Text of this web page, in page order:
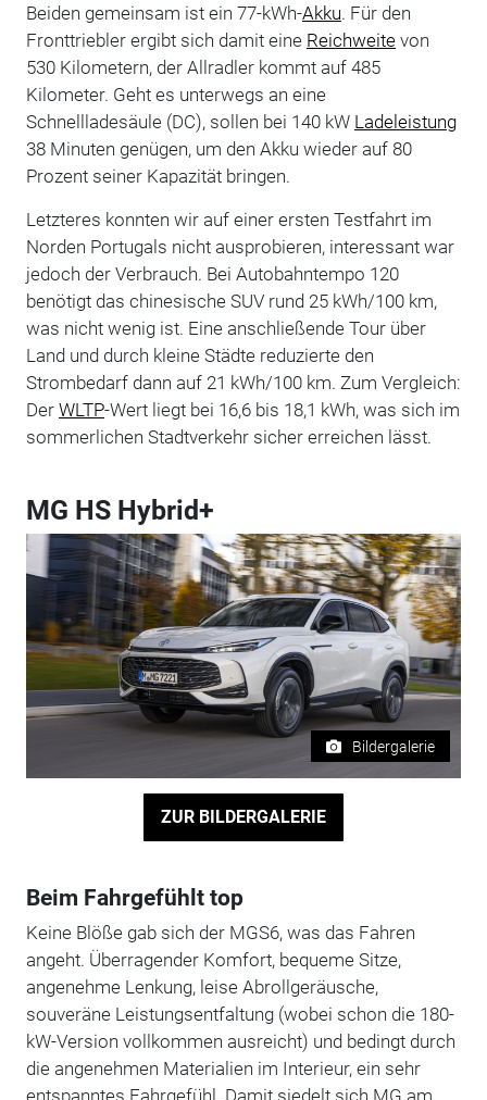
Beiden gemeinsam ist ein 77-kWh-Akku. Für den
Fronttriebler ergibt sich damit eine Reichweitevon
530 Kilometern, der Allradler kommt auf 485
Kilometer. Geht es unterwegs an eine
Schnellladesäule (DC), sollen bei 140 kW Ladeleistung
38 Minuten genügen, um den Akku wieder auf 80
Prozent seiner Kapazität bringen.
Letzteres konnten wir auf einer ersten Testfahrt im
Norden Portugals nicht ausprobieren, interessant war
jedoch der Verbrauch. Bei Autobahntempo 120
benötigt das chinesische SUV rund 25 kWh/100 km,
was nicht wenig ist. Eine anschließende Tour über
Land und durch kleine Städte reduzierte den
Strombedarf dann auf 21 kWh/100 km. Zum Vergleich:
Der WLTP-Wert liegt bei 16,6 bis 18,1 kWh, was sich im
sommerlichen Stadtverkehr sicher erreichen lässt.
MG HS Hybrid+
Bildergalerie
ZUR BILDERGALERIE
Beim Fahrgefühlt top
Keine Blöße gab sich der MGS6, was das Fahren
angeht. Überragender Komfort, bequeme Sitze,
angenehme Lenkung, leise Abrollgeräusche,
souveräne Leistungsentfaltung (wobei schon die 180-
kW-Version vollkommen ausreicht) und bedingt durch
die angenehmen Materialien im Interieur, ein sehr
entspanntes Fahrgefühl. Damit siedelt sich MG am